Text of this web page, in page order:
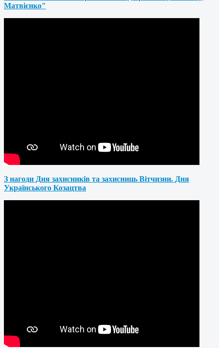
Матвієнко"
З нагоди Дня захисників та захисниць Вітчизни. Дня
Українського Козацтва